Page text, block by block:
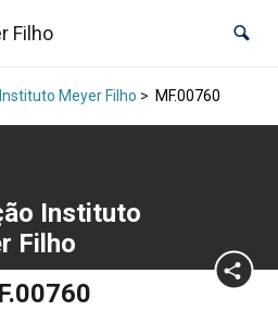
Filho
Meyer Filho > MF.00760
Instituto
Filho